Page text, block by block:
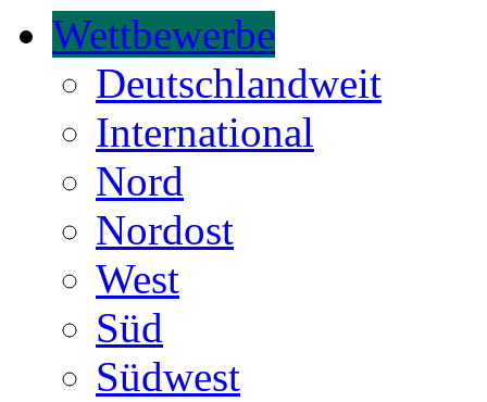
Wettbewerbe
Deutschlandweit
International
Nord
Nordost
West
Süd
Südwest